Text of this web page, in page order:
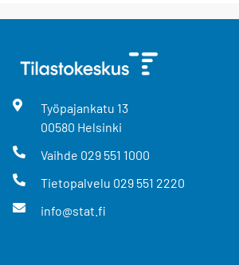
Työpajankatu 13
00580 Helsinki
Vaihde 029 551 1000
Tietopalvelu 029 551 2220
info@stat.fi